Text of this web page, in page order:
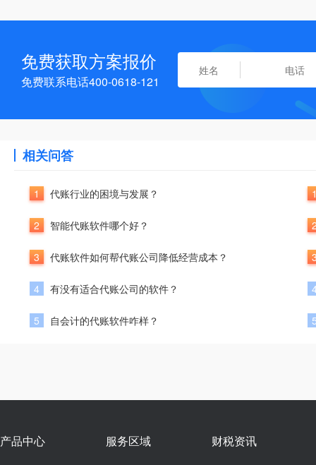
免费获取方案报价
免费联系电话400-0618-121
相关问答
1 代账行业的困境与发展？
2 智能代账软件哪个好？
3 代账软件如何帮代账公司降低经营成本？
4 有没有适合代账公司的软件？
5 自会计的代账软件咋样？
产品中心 服务区域 财税资讯